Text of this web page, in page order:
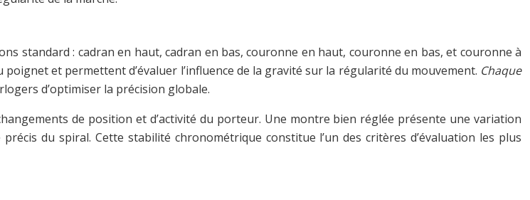
standard : cadran en haut, cadran en bas, couronne en haut, couronne en bas, et couronne à
et permettent d’évaluer l’influence de la gravité sur la régularité du mouvement. Chaque
d’optimiser la précision globale.
de position et d’activité du porteur. Une montre bien réglée présente une variation
du spiral. Cette stabilité chronométrique constitue l’un des critères d’évaluation les plus